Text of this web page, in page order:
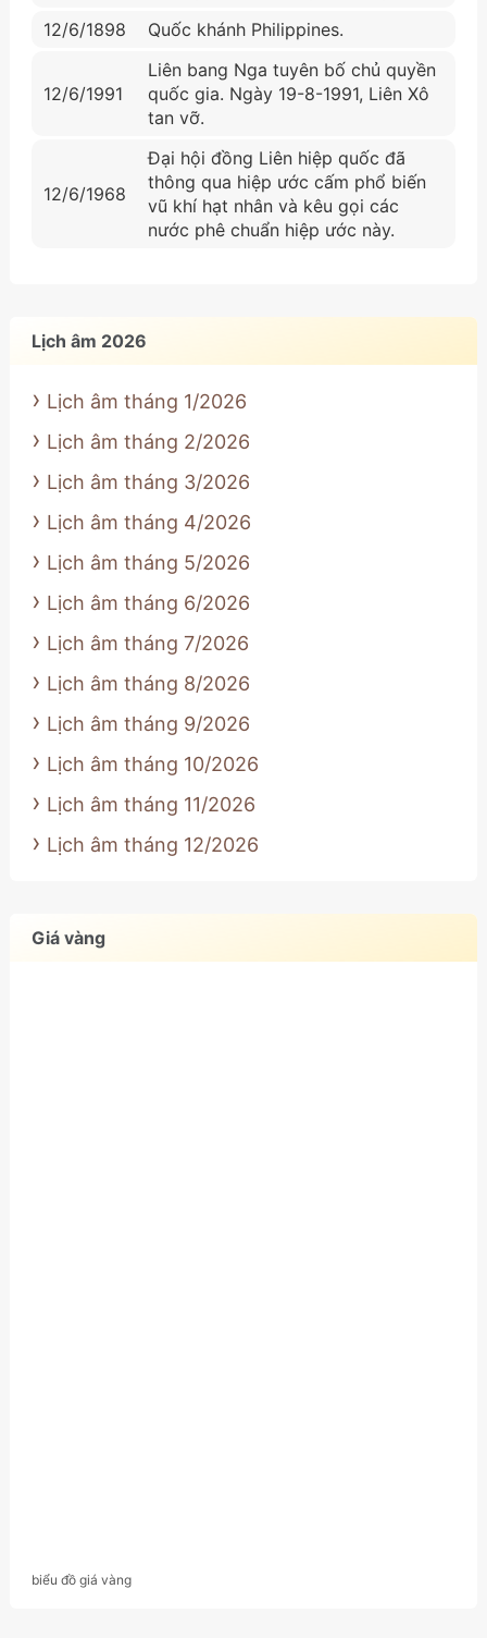
12/6/1898
Quốc khánh Philippines.
12/6/1991
Liên bang Nga tuyên bố chủ quyền
quốc gia. Ngày 19-8-1991, Liên Xô
tan vỡ.
12/6/1968
Đại hội đồng Liên hiệp quốc đã
thông qua hiệp ước cấm phổ biến
vũ khí hạt nhân và kêu gọi các
nước phê chuẩn hiệp ước này.
Lịch âm 2026
Lịch âm tháng 1/2026
Lịch âm tháng 2/2026
Lịch âm tháng 3/2026
Lịch âm tháng 4/2026
Lịch âm tháng 5/2026
Lịch âm tháng 6/2026
Lịch âm tháng 7/2026
Lịch âm tháng 8/2026
Lịch âm tháng 9/2026
Lịch âm tháng 10/2026
Lịch âm tháng 11/2026
Lịch âm tháng 12/2026
Giá vàng
biểu đồ giá vàng